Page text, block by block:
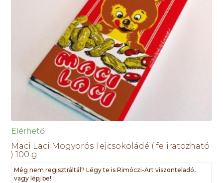
Elérhető
Maci Laci Mogyorós Tejcsokoládé ( feliratozható
) 100 g
Még nem regisztráltál? Légy te is Rimóczi-Art viszonteladó,
vagy lépj be!